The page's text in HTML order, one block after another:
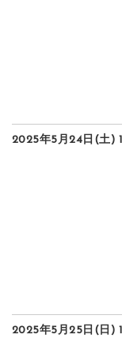
2025年5月24日(土)
2025年5月25日(日)